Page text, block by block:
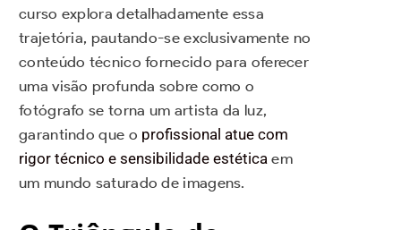
curso explora detalhadamente essa
trajetória, pautando-se exclusivamente no
conteúdo técnico fornecido para oferecer
uma visão profunda sobre como o
fotógrafo se torna um artista da luz,
garantindo que o profissional atue com
rigor técnico e sensibilidade estética em
um mundo saturado de imagens.